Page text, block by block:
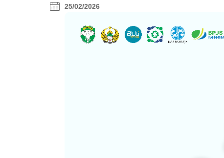
25/02/2026